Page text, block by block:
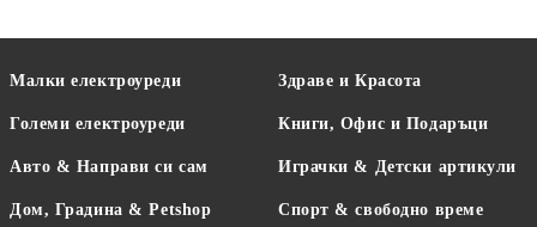
Малки електроуреди
Големи електроуреди
Авто & Направи си сам
Дом, Градина & Petshop
Здраве и Красота
Книги, Офис и Подаръци
Играчки & Детски артикули
Спорт & свободно време